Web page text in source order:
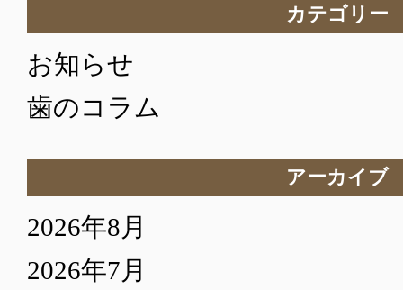
カテゴリー
お知らせ
歯のコラム
アーカイブ
2026年8月
2026年7月